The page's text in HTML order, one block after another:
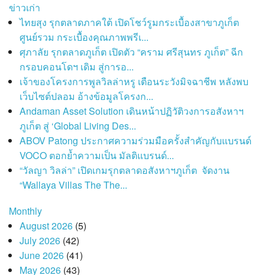
ข่าวเก่า
ไทยสุง รุกตลาดภาคใต้ เปิดโชว์รูมกระเบื้องสาขาภูเก็ต
ศูนย์รวม กระเบื้องคุณภาพพรีเ...
ศุภาลัย รุกตลาดภูเก็ต เปิดตัว “คราม ศรีสุนทร ภูเก็ต” ฉีก
กรอบคอนโดฯ เดิม สู่การอ...
เจ้าของโครงการพูลวิลล่าหรู เตือนระวังมิจฉาชีพ หลังพบ
เว็บไซต์ปลอม อ้างข้อมูลโครงก...
Andaman Asset Solution เดินหน้าปฏิวัติวงการอสังหาฯ
ภูเก็ต สู่ ‘Global Living Des...
ABOV Patong ประกาศความร่วมมือครั้งสำคัญกับแบรนด์
VOCO ตอกย้ำความเป็น มัลติแบรนด์...
“วัลญา วิลล่า” เปิดเกมรุกตลาดอสังหาฯภูเก็ต จัดงาน
“Wallaya Villas The The...
Monthly
August 2026(5)
July 2026(42)
June 2026(41)
May 2026(43)